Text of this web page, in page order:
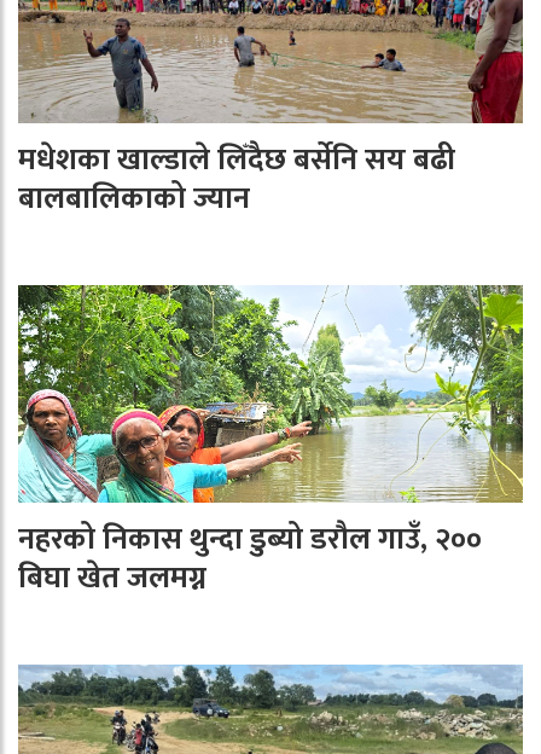
मधेशका खाल्डाले लिँदैछ बर्सेनि सय बढी
बालबालिकाको ज्यान
नहरको निकास थुन्दा डुब्यो डरौल गाउँ, २००
बिघा खेत जलमग्न